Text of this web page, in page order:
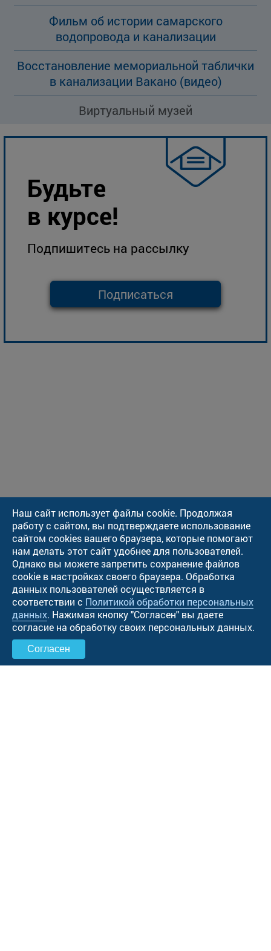
Фильм об истории самарского
водопровода и канализации
Восстановление мемориальной таблички
в канализации Вакано (видео)
Виртуальный музей
Будьте
в курсе!
Подпишитесь на рассылку
Подписаться
Наш сайт использует файлы cookie. Продолжая
работу с сайтом, вы подтверждаете использование
сайтом cookies вашего браузера, которые помогают
нам делать этот сайт удобнее для пользователей.
Однако вы можете запретить сохранение файлов
cookie в настройках своего браузера. Обработка
данных пользователей осуществляется в
соответствии с Политикой обработки персональных
данных. Нажимая кнопку "Cогласен" вы даете
согласие на обработку своих персональных данных.
Согласен